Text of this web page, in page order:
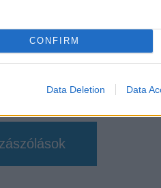
CONFIRM
Data Deletion Data